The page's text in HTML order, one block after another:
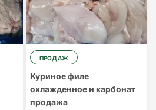
ПРОДАЖ
Куриное филе
охлажденное и карбонат
продажа